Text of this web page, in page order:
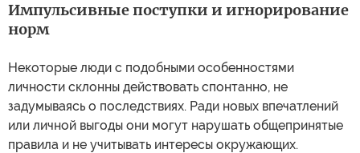
Импульсивные поступки и игнорирование
норм
Некоторые люди с подобными особенностями
личности склонны действовать спонтанно, не
задумываясь о последствиях. Ради новых впечатлений
или личной выгоды они могут нарушать общепринятые
правила и не учитывать интересы окружающих.